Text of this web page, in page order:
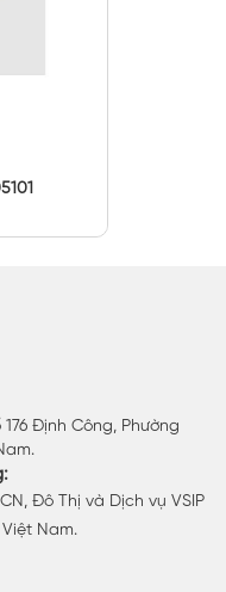
Định Công, Phường
Đô Thị và Dịch vụ VSIP
Nam.